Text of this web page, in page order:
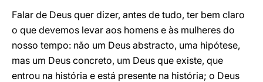
Falar de Deus quer dizer, antes de tudo, ter bem claro
o que devemos levar aos homens e às mulheres do
nosso tempo: não um Deus abstracto, uma hipótese,
mas um Deus concreto, um Deus que existe, que
entrou na história e está presente na história; o Deus